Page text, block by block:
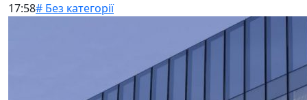
17:58# Без категорії